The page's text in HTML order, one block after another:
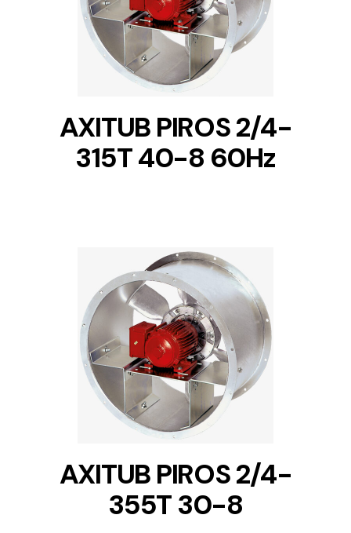
DETAILS
AXITUB PIROS 2/4-
315T 40-8 60Hz
DETAILS
AXITUB PIROS 2/4-
355T 30-8